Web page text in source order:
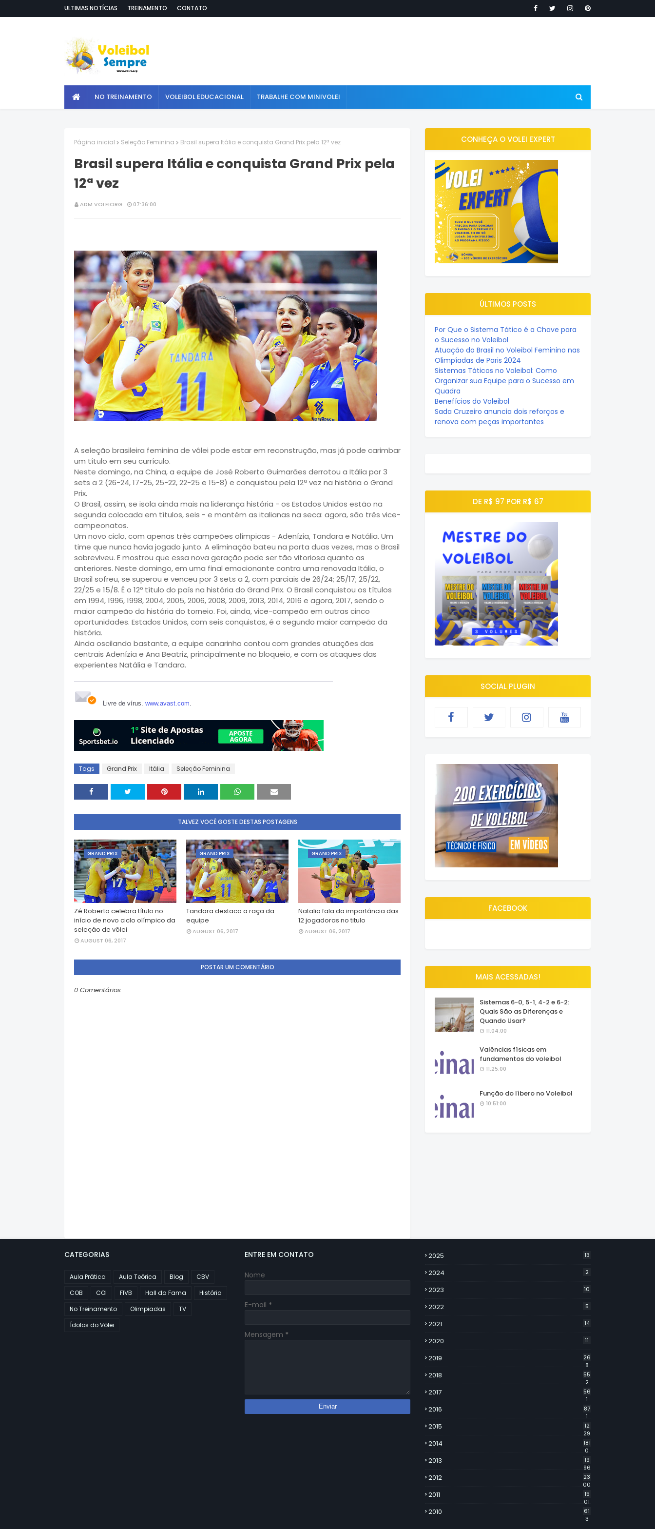
ULTIMAS NOTÍCIAS TREINAMENTO CONTATO
NO TREINAMENTO VOLEIBOL EDUCACIONAL TRABALHE COM MINIVOLEI
Página inicial Seleção Feminina Brasil supera Itália e conquista Grand Prix pela 12ª vez
Brasil supera Itália e conquista Grand Prix pela
12ª vez
ADM VOLEIORG 07:36:00
A seleção brasileira feminina de vôlei pode estar em reconstrução, mas já pode carimbar
um título em seu currículo.
Neste domingo, na China, a equipe de José Roberto Guimarães derrotou a Itália por 3
sets a 2 (26-24, 17-25, 25-22, 22-25 e 15-8) e conquistou pela 12ª vez na história o Grand
Prix.
O Brasil, assim, se isola ainda mais na liderança história - os Estados Unidos estão na
segunda colocada em títulos, seis - e mantém as italianas na seca: agora, são três vice-
campeonatos.
Um novo ciclo, com apenas três campeões olímpicas - Adenízia, Tandara e Natália. Um
time que nunca havia jogado junto. A eliminação bateu na porta duas vezes, mas o Brasil
sobreviveu. E mostrou que essa nova geração pode ser tão vitoriosa quanto as
anteriores. Neste domingo, em uma final emocionante contra uma renovada Itália, o
Brasil sofreu, se superou e venceu por 3 sets a 2, com parciais de 26/24; 25/17; 25/22,
22/25 e 15/8. É o 12º título do país na história do Grand Prix. O Brasil conquistou os títulos
em 1994, 1996, 1998, 2004, 2005, 2006, 2008, 2009, 2013, 2014, 2016 e agora, 2017, sendo o
maior campeão da história do torneio. Foi, ainda, vice-campeão em outras cinco
oportunidades. Estados Unidos, com seis conquistas, é o segundo maior campeão da
história.
Ainda oscilando bastante, a equipe canarinho contou com grandes atuações das
centrais Adenízia e Ana Beatriz, principalmente no bloqueio, e com os ataques das
experientes Natália e Tandara.
Livre de vírus. www.avast.com.
Tags Grand Prix Itália Seleção Feminina
TALVEZ VOCÊ GOSTE DESTAS POSTAGENS
GRAND PRIX
Zé Roberto celebra título no
início de novo ciclo olímpico da
seleção de vôlei
AUGUST 06, 2017
GRAND PRIX
Tandara destaca a raça da
equipe
AUGUST 06, 2017
GRAND PRIX
Natalia fala da importância das
12 jogadoras no titulo
AUGUST 06, 2017
POSTAR UM COMENTÁRIO
0 Comentários
CONHEÇA O VOLEI EXPERT
ÚLTIMOS POSTS
Por Que o Sistema Tático é a Chave para
o Sucesso no Voleibol
Atuação do Brasil no Voleibol Feminino nas
Olimpíadas de Paris 2024
Sistemas Táticos no Voleibol: Como
Organizar sua Equipe para o Sucesso em
Quadra
Benefícios do Voleibol
Sada Cruzeiro anuncia dois reforços e
renova com peças importantes
DE R$ 97 POR R$ 67
SOCIAL PLUGIN
FACEBOOK
MAIS ACESSADAS!
Sistemas 6-0, 5-1, 4-2 e 6-2:
Quais São as Diferenças e
Quando Usar?
11:04:00
Valências físicas em
fundamentos do voleibol
11:25:00
Função do líbero no Voleibol
10:51:00
CATEGORIAS
Aula Prática Aula Teórica Blog
CBV
COB
COI FIVB Hall da Fama
História
No Treinamento
Olimpiadas
TV
Ídolos do Vôlei
ENTRE EM CONTATO
Nome
E-mail *
Mensagem *
2025 13
2024 2
2023 10
2022 5
2021 14
2020 11
2019
26
8
2018
55
2
2017
56
1
2016
87
1
2015
12
29
2014
181
0
2013
19
96
2012
23
00
2011
15
01
2010
61
3